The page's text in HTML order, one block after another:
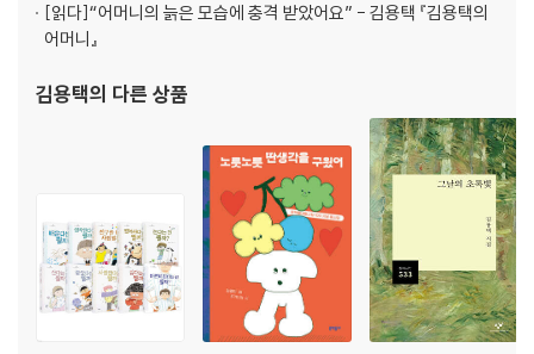
[읽다]“어머니의 늙은 모습에 충격 받았어요” - 김용택 『김용택의
어머니』
김용택의 다른 상품